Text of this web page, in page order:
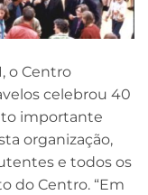
o Centro
celebrou 40
importante
organização,
e todos os
do Centro. “Em